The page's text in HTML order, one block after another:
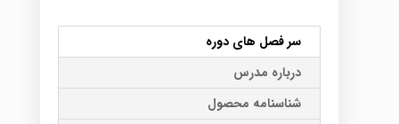
سر فصل های دوره
درباره مدرس
شناسنامه محصول